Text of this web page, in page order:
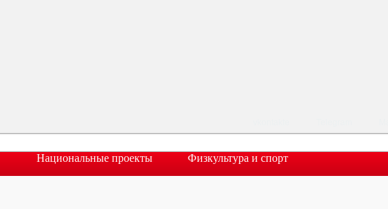
Национальные проекты Физкультура и спорт